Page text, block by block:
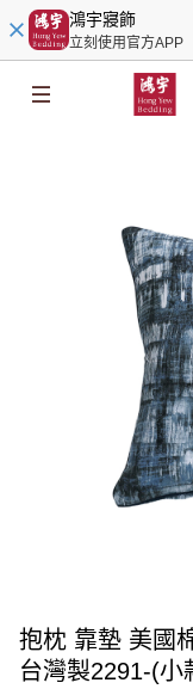
鴻宇寢飾
立刻使用官方APP
抱枕 靠墊 美國
台灣製2291-(小